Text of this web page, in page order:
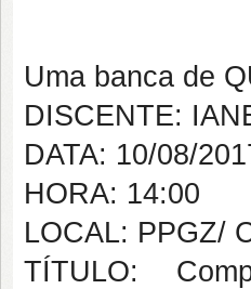
Uma banca de
DISCENTE:
DATA: 10/08/
HORA: 14:00
LOCAL: PPGZ/
TÍTULO: